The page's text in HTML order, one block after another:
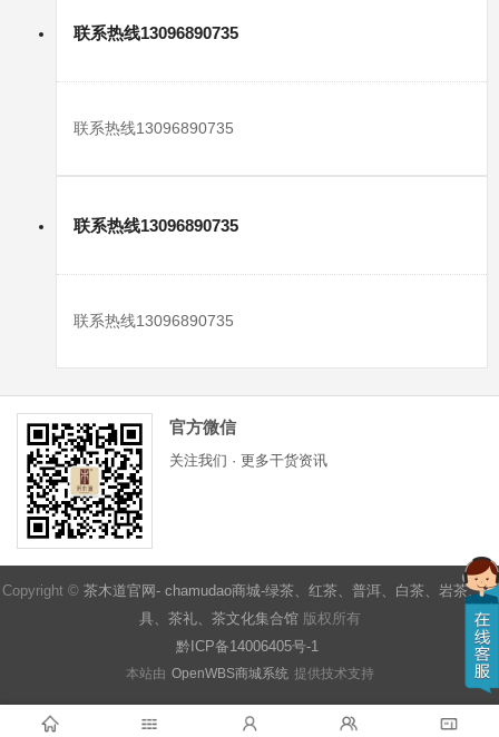
联系热线13096890735
联系热线13096890735
联系热线13096890735
联系热线13096890735
官方微信
关注我们 · 更多干货资讯
Copyright © 茶木道官网- chamudao商城-绿茶、红茶、普洱、白茶、岩茶、茶
具、茶礼、茶文化集合馆版权所有
黔ICP备14006405号-1
本站由 OpenWBS商城系统 提供技术支持